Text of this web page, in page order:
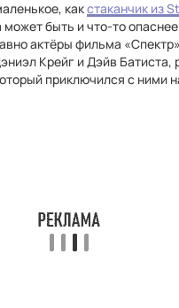
какстаканчик из
может быть и что-то
актёры фильма
Крейг и Дэйв Батиста,
приключился с ними